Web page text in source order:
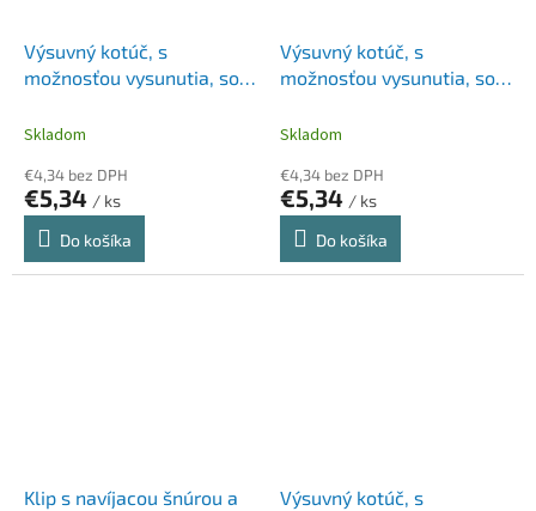
Výsuvný kotúč, s
možnosťou vysunutia, so
tmavomodrý
Skladom
€4,34 bez DPH
€5,34 / ks
Do košíka
Výsuvný kotúč, s
možnosťou vysunutia, so
žltý
Skladom
€4,34 bez DPH
€5,34 / ks
Do košíka
Klip s navíjacou šnúrou a
Výsuvný kotúč, s